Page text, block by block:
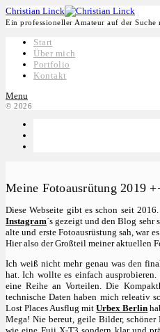
Christian Linck
Ein professioneller Amateur auf der Suche
Start
Über mich
Portfolio
Kontakt
Menu
© 2026
Meine Fotoausrütung 2019
Diese Webseite gibt es schon seit
Instagram´s gezeigt und den Blog
alte und erste Fotoausrüstung sah, war
Hier also der Großteil meiner aktuellen
Ich weiß nicht mehr genau was den
hat. Ich wollte es einfach
eine Reihe an Vorteilen. Die
technische Daten haben mich releativ
Lost Places Ausflug mitUrbex Berlin
Mega! Nie bereut, geile Bilder,